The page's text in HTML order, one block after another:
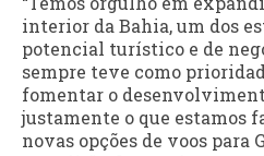
interior da Bahia, um dos
potencial turístico e de
sempre teve como
fomentar o
justamente o que estamos
novas opções de voos para